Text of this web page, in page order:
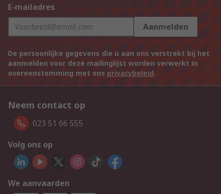
E-mailadres
Aanmelden
De persoonlijke gegevens die u aan ons verstrekt bij het
aanmelden voor deze mailinglijst worden verwerkt in
overeenstemming met ons privacybeleid.
Neem contact op
023 51 66 555
Volg ons op
We aanvaarden